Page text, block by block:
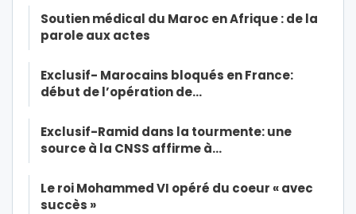
Soutien médical du Maroc en Afrique : de la
parole aux actes
Exclusif- Marocains bloqués en France:
début de l’opération de…
Exclusif-Ramid dans la tourmente: une
source à la CNSS affirme à…
Le roi Mohammed VI opéré du coeur « avec
succès »